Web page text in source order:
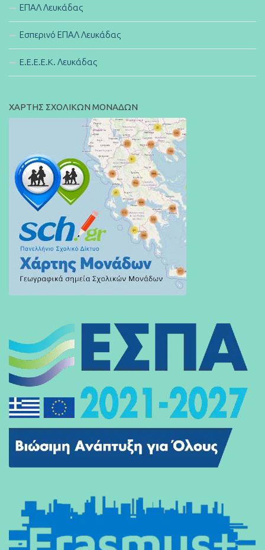
ΕΠΑΛ Λευκάδας
Εσπερινό ΕΠΑΛ Λευκάδας
E.E.E.E.K. Λευκάδας
ΧΑΡΤΗΣ ΣΧΟΛΙΚΩΝ ΜΟΝΑΔΩΝ